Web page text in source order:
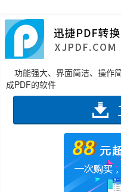
功能强大、界面简洁、操作
成PDF的软件